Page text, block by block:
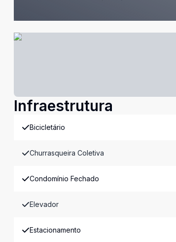
Infraestrutura
Bicicletário
Churrasqueira Coletiva
Condomínio Fechado
Elevador
Estacionamento